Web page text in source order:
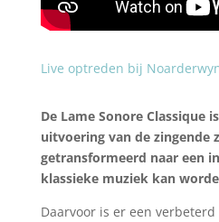
Live optreden bij
De Lame Sonore Classique
uitvoering van de zingende
getransformeerd naar een
klassieke muziek kan
Daarvoor is er een